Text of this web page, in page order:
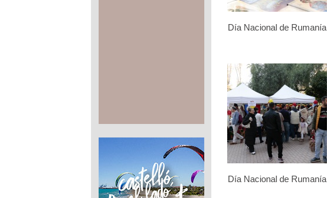
Día Nacional de Rumanía
Día Nacional de Rumanía